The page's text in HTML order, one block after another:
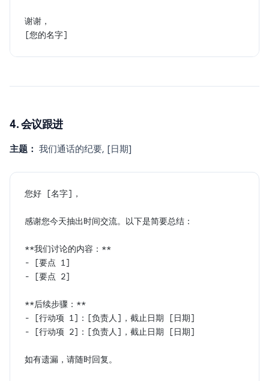
谢谢，
[您的名字]
4. 会议跟进
主题： 我们通话的纪要, [日期]
您好 [名字]，
感谢您今天抽出时间交流。以下是简要总结：
**我们讨论的内容：**
- [要点 1]
- [要点 2]
**后续步骤：**
- [行动项 1]：[负责人]，截止日期 [日期]
- [行动项 2]：[负责人]，截止日期 [日期]
如有遗漏，请随时回复。